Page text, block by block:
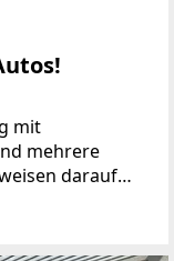
mit
mehrere
darauf
dem zu